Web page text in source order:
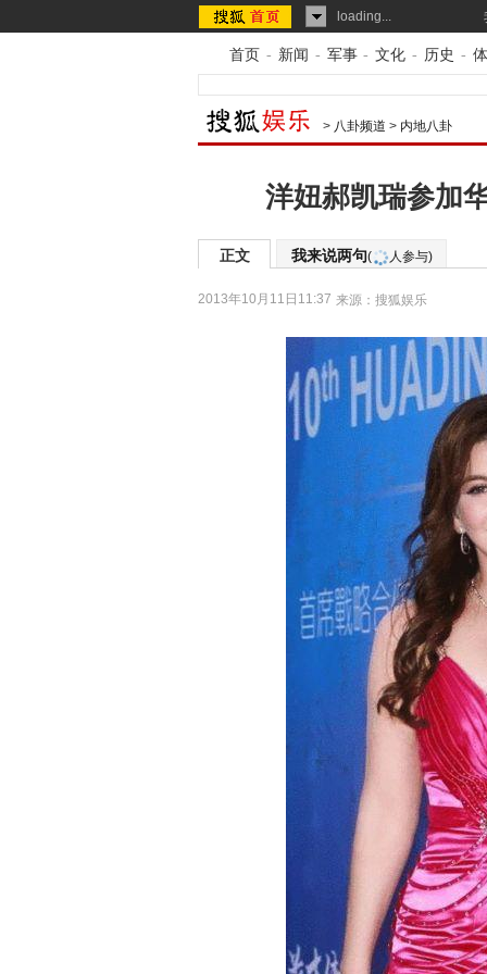
loading...
首页 - 新闻 - 军事 - 文化 - 历史 -
> 八卦频道 > 内地八卦
洋妞郝凯瑞参加
正文 我来说两句( 人参与)
2013年10月11日11:37 来源： 搜狐娱乐